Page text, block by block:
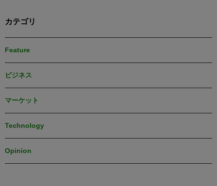
カテゴリ
Feature
ビジネス
マーケット
Technology
Opinion